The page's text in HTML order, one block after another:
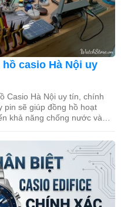
casio Hà Nội uy
Casio Hà Nội uy tín, chính
pin sẽ giúp đồng hồ hoạt
khả năng chống nước và